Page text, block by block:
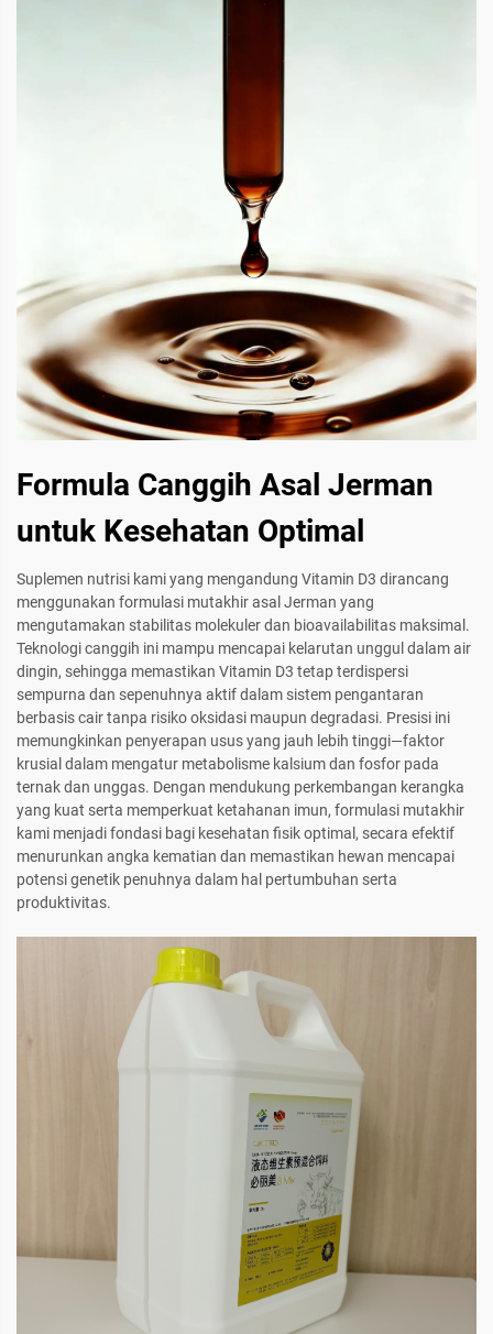
Formula Canggih Asal Jerman
untuk Kesehatan Optimal
Suplemen nutrisi kami yang mengandung Vitamin D3 dirancang
menggunakan formulasi mutakhir asal Jerman yang
mengutamakan stabilitas molekuler dan bioavailabilitas maksimal.
Teknologi canggih ini mampu mencapai kelarutan unggul dalam air
dingin, sehingga memastikan Vitamin D3 tetap terdispersi
sempurna dan sepenuhnya aktif dalam sistem pengantaran
berbasis cair tanpa risiko oksidasi maupun degradasi. Presisi ini
memungkinkan penyerapan usus yang jauh lebih tinggi—faktor
krusial dalam mengatur metabolisme kalsium dan fosfor pada
ternak dan unggas. Dengan mendukung perkembangan kerangka
yang kuat serta memperkuat ketahanan imun, formulasi mutakhir
kami menjadi fondasi bagi kesehatan fisik optimal, secara efektif
menurunkan angka kematian dan memastikan hewan mencapai
potensi genetik penuhnya dalam hal pertumbuhan serta
produktivitas.